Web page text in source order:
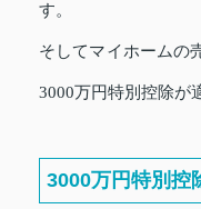
す。
そしてマイホームの
3000万円特別控除が
3000万円特別控